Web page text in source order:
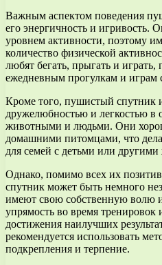
Важным аспектом поведения
его энергичность и игривость.
уровнем активности, поэтому
количество физической
любят бегать, прыгать и играть,
ежедневным прогулкам и
Кроме того, пушистый спутник
дружелюбностью и легкостью в
животными и людьми. Они
домашними питомцами, что
для семей с детьми или
Однако, помимо всех их
спутник может быть немного
имеют свою собственную волю
упрямость во время тренировок
достижения наилучших
рекомендуется использовать
подкрепления и терпение.